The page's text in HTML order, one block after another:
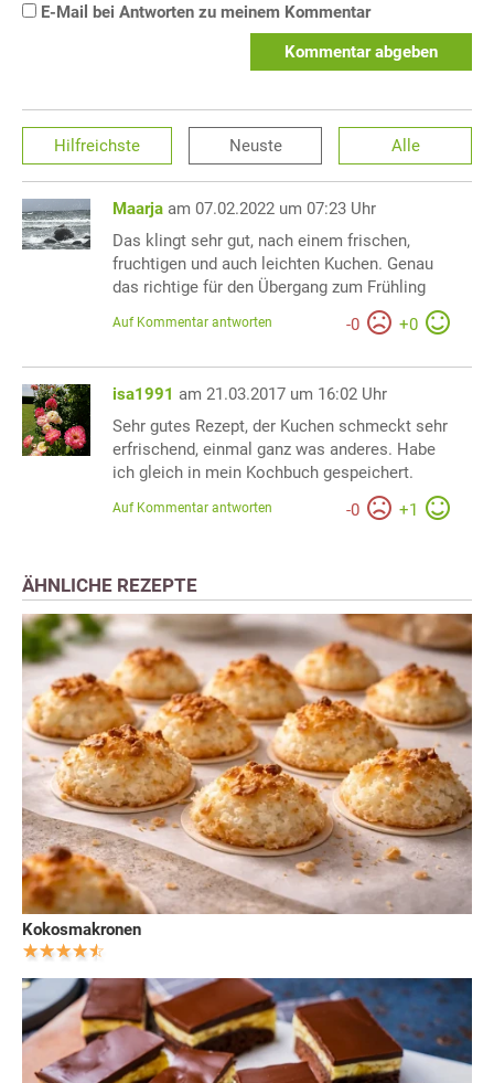
E-Mail bei Antworten zu meinem Kommentar
Kommentar abgeben
Hilfreichste Neuste Alle
Maarja am 07.02.2022 um 07:23 Uhr
Das klingt sehr gut, nach einem frischen,
fruchtigen und auch leichten Kuchen. Genau
das richtige für den Übergang zum Frühling
-0 +0
Auf Kommentar antworten
isa1991 am 21.03.2017 um 16:02 Uhr
Sehr gutes Rezept, der Kuchen schmeckt sehr
erfrischend, einmal ganz was anderes. Habe
ich gleich in mein Kochbuch gespeichert.
-0 +1
Auf Kommentar antworten
ÄHNLICHE REZEPTE
Kokosmakronen